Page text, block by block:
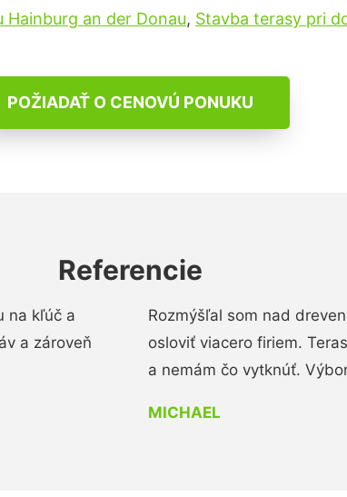
an der Donau, Stavba terasy pri
POŽIADAŤ O CENOVÚ PONUKU
Referencie
na kľúč a
a zároveň
Rozmýšľal som nad
osloviť viacero firiem.
a nemám čo vytknúť.
MICHAEL